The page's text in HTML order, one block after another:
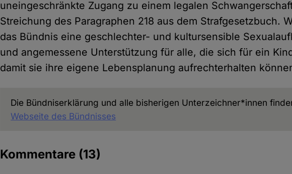
uneingeschränkte Zugang zu einem legalen
Streichung des Paragraphen 218 aus dem Strafgesetzbuch.
das Bündnis eine geschlechter- und kultursensible
und angemessene Unterstützung für alle, die sich für ein
damit sie ihre eigene Lebensplanung aufrechterhalten
Die Bündniserklärung und alle bisherigen Unterzeichner*innen
Webseite des Bündnisses
Kommentare (13)